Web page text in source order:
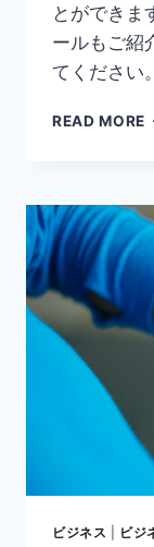
とができま
ールもご紹
てください。
READ MORE
集
ビジネス ビジ